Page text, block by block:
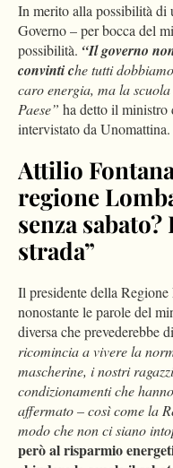
In merito alla possibilità di
Governo – per bocca del
possibilità. “Il governo
convinti che tutti
caro energia, ma la
Paese” ha detto il ministro
intervistato da Unomattina.
Attilio
regione
senza
strada”
Il presidente della
nonostante le parole del
diversa che prevederebbe
ricomincia a vivere la
mascherine, i nostri
condizionamenti che
affermato – così come la
modo che non ci siano
però al risparmio